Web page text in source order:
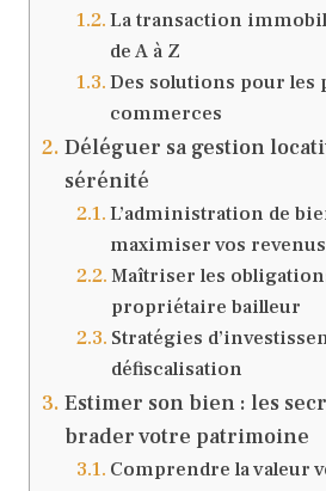
La transaction
de A à Z
Des solutions pour les
commerces
Déléguer sa gestion
sérénité
L’administration de
maximiser vos revenus
Maîtriser les
propriétaire bailleur
Stratégies
défiscalisation
Estimer son bien : les
brader votre patrimoine
Comprendre la valeur